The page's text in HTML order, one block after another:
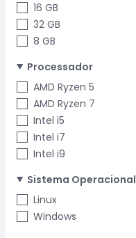
16 GB
32 GB
8 GB
Processador
AMD Ryzen 5
AMD Ryzen 7
Intel i5
Intel i7
Intel i9
Sistema Operacional
Linux
Windows